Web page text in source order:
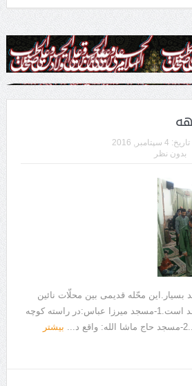
تاریخ: 4 سپتامبر, 2016
بدون نظر
بسیار.این محّله قدیمی بین محلّات نائین
دارای بیشترین تعداد مسجد است.1-مسجد میرزا عباس:در راسته کوچه
بیشتر